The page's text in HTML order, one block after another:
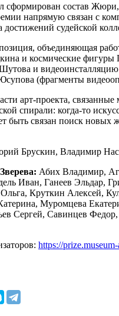
состав
напрямую связан с
достижений судейской
объединяющая
и космические
и
(фрагменты
арт-проекта,
спирали: когда-то
быть связан поиск
Брускин, Владимир
Абих Владимир,
Иван, Ганеев Эльдар,
Круткин Алексей,
Муромцева
Савинцев Федор,
https://